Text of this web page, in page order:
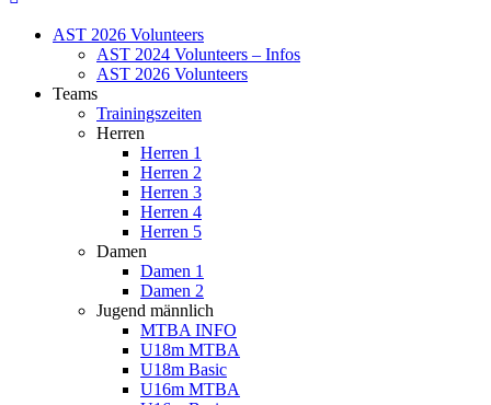
AST 2026 Volunteers
AST 2024 Volunteers – Infos
AST 2026 Volunteers
Teams
Trainingszeiten
Herren
Herren 1
Herren 2
Herren 3
Herren 4
Herren 5
Damen
Damen 1
Damen 2
Jugend männlich
MTBA INFO
U18m MTBA
U18m Basic
U16m MTBA